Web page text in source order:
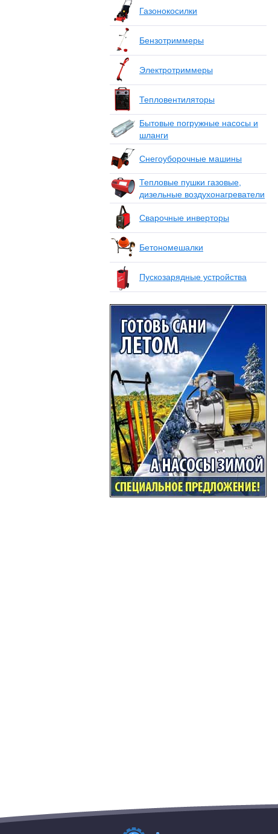
Газонокосилки
Бензотриммеры
Электротриммеры
Тепловентиляторы
Бытовые погружные насосы и
шланги
Снегоуборочные машины
Тепловые пушки газовые,
дизельные воздухонагреватели
Сварочные инверторы
Бетономешалки
Пускозарядные устройства